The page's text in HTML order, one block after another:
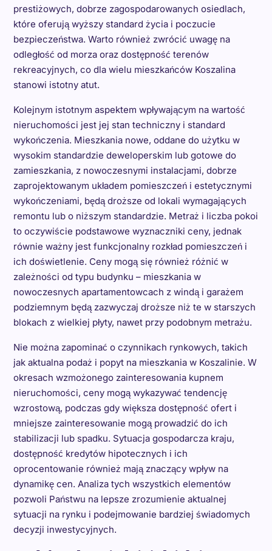
prestiżowych, dobrze zagospodarowanych osiedlach,
które oferują wyższy standard życia i poczucie
bezpieczeństwa. Warto również zwrócić uwagę na
odległość od morza oraz dostępność terenów
rekreacyjnych, co dla wielu mieszkańców Koszalina
stanowi istotny atut.
Kolejnym istotnym aspektem wpływającym na wartość
nieruchomości jest jej stan techniczny i standard
wykończenia. Mieszkania nowe, oddane do użytku w
wysokim standardzie deweloperskim lub gotowe do
zamieszkania, z nowoczesnymi instalacjami, dobrze
zaprojektowanym układem pomieszczeń i estetycznymi
wykończeniami, będą droższe od lokali wymagających
remontu lub o niższym standardzie. Metraż i liczba pokoi
to oczywiście podstawowe wyznaczniki ceny, jednak
równie ważny jest funkcjonalny rozkład pomieszczeń i
ich doświetlenie. Ceny mogą się również różnić w
zależności od typu budynku – mieszkania w
nowoczesnych apartamentowcach z windą i garażem
podziemnym będą zazwyczaj droższe niż te w starszych
blokach z wielkiej płyty, nawet przy podobnym metrażu.
Nie można zapominać o czynnikach rynkowych, takich
jak aktualna podaż i popyt na mieszkania w Koszalinie. W
okresach wzmożonego zainteresowania kupnem
nieruchomości, ceny mogą wykazywać tendencję
wzrostową, podczas gdy większa dostępność ofert i
mniejsze zainteresowanie mogą prowadzić do ich
stabilizacji lub spadku. Sytuacja gospodarcza kraju,
dostępność kredytów hipotecznych i ich
oprocentowanie również mają znaczący wpływ na
dynamikę cen. Analiza tych wszystkich elementów
pozwoli Państwu na lepsze zrozumienie aktualnej
sytuacji na rynku i podejmowanie bardziej świadomych
decyzji inwestycyjnych.